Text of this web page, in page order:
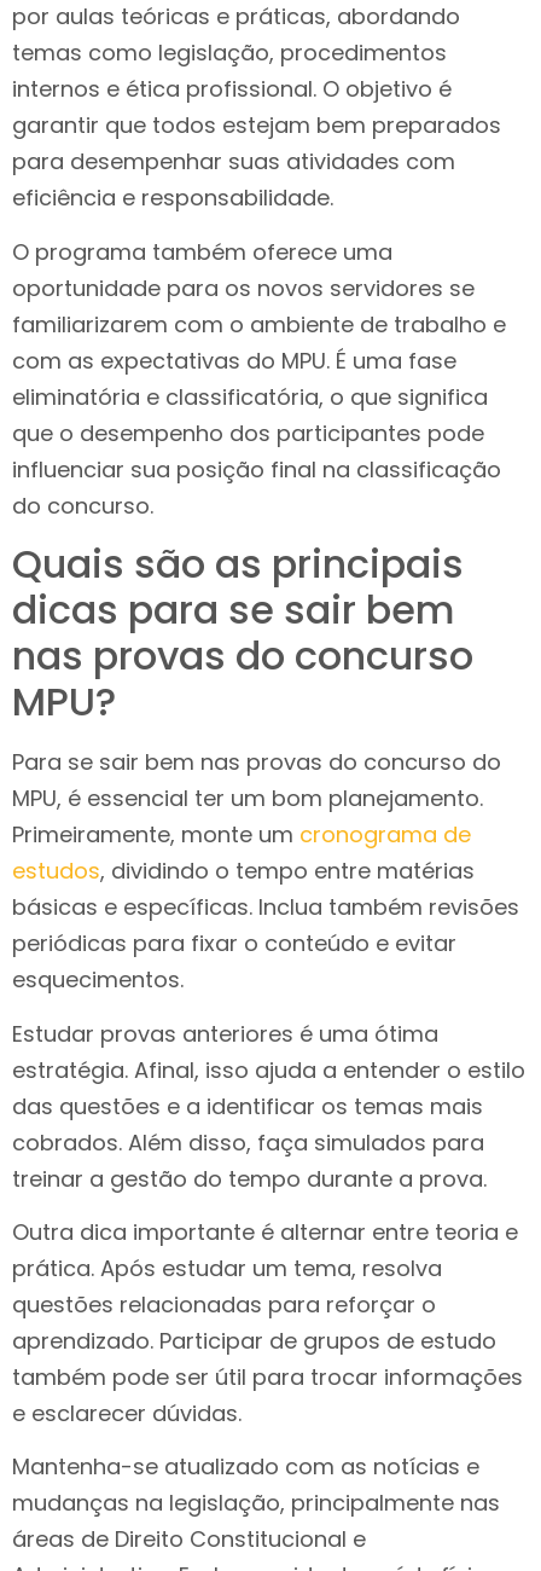
por aulas teóricas e práticas, abordando
temas como legislação, procedimentos
internos e ética profissional. O objetivo é
garantir que todos estejam bem preparados
para desempenhar suas atividades com
eficiência e responsabilidade.
O programa também oferece uma
oportunidade para os novos servidores se
familiarizarem com o ambiente de trabalho e
com as expectativas do MPU. É uma fase
eliminatória e classificatória, o que significa
que o desempenho dos participantes pode
influenciar sua posição final na classificação
do concurso.
Quais são as principais
dicas para se sair bem
nas provas do concurso
MPU?
Para se sair bem nas provas do concurso do
MPU, é essencial ter um bom planejamento.
Primeiramente, monte um cronograma de
estudos, dividindo o tempo entre matérias
básicas e específicas. Inclua também revisões
periódicas para fixar o conteúdo e evitar
esquecimentos.
Estudar provas anteriores é uma ótima
estratégia. Afinal, isso ajuda a entender o estilo
das questões e a identificar os temas mais
cobrados. Além disso, faça simulados para
treinar a gestão do tempo durante a prova.
Outra dica importante é alternar entre teoria e
prática. Após estudar um tema, resolva
questões relacionadas para reforçar o
aprendizado. Participar de grupos de estudo
também pode ser útil para trocar informações
e esclarecer dúvidas.
Mantenha-se atualizado com as notícias e
mudanças na legislação, principalmente nas
áreas de Direito Constitucional e